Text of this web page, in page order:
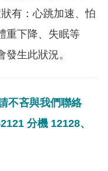
有：心跳加速、怕
重下降、失眠等
發生此狀況。
不吝與我們聯絡
分機 12128、